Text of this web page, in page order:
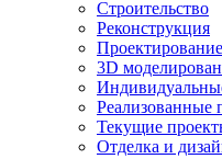
Строительство
Реконструкция
Проектирование
3D
Реализованные
Текущие
Отделка и